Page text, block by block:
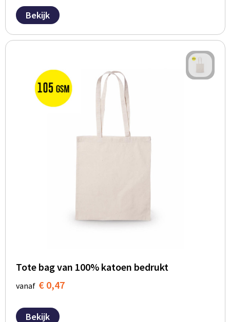
Bekijk
Tote bag van 100% katoen bedrukt
vanaf € 0,47
Bekijk